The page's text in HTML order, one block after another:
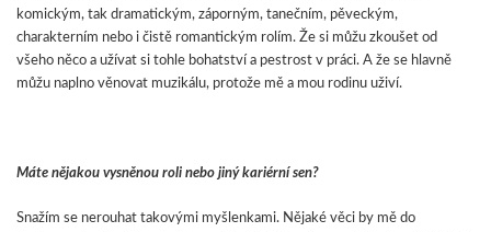
komickým, tak dramatickým, záporným, tanečním, pěveckým,
charakterním nebo i čistě romantickým rolím. Že si můžu zkoušet od
všeho něco a užívat si tohle bohatství a pestrost v práci. A že se hlavně
můžu naplno věnovat muzikálu, protože mě a mou rodinu uživí.
Máte nějakou vysněnou roli nebo jiný kariérní sen?
Snažím se nerouhat takovými myšlenkami. Nějaké věci by mě do